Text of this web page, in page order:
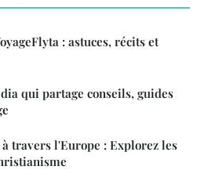
: astuces, récits et
qui partage conseils, guides
travers l'Europe : Explorez les